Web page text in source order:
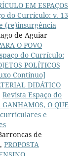
EM ESPAÇOS
do Currículo: v. 13
(re)insurgência
de Aguiar
O POVO
do Currículo:
POLÍTICOS
Contínuo]
DIDÁTICO
Revista Espaço do
O QUE
curriculares e
de
PROPOSTA